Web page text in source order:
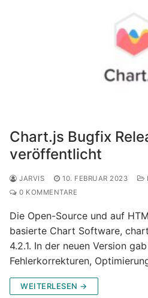
Chart.js Bugfix
veröffentlicht
JARVIS 10. FEBRUAR 2023
0 KOMMENTARE
Die Open-Source und auf
basierte Chart Software,
4.2.1. In der neuen Version
Fehlerkorrekturen,
WEITERLESEN →